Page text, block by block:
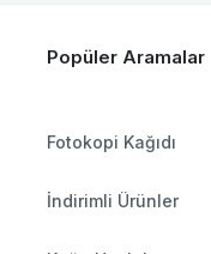
Popüler Aramalar
Fotokopi Kağıdı
İndirimli Ürünler